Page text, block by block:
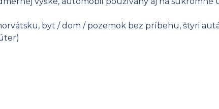
byt / dom / pozemok bez príbehu, štyri